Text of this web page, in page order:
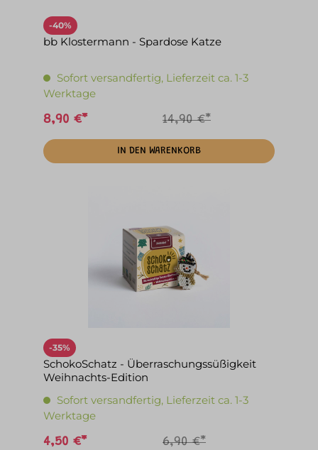
-40%
bb Klostermann - Spardose Katze
Sofort versandfertig, Lieferzeit ca. 1-3
Werktage
8,90 €* 14,90 €*
IN DEN WARENKORB
-35%
SchokoSchatz - Überraschungssüßigkeit
Weihnachts-Edition
Sofort versandfertig, Lieferzeit ca. 1-3
Werktage
4,50 €* 6,90 €*